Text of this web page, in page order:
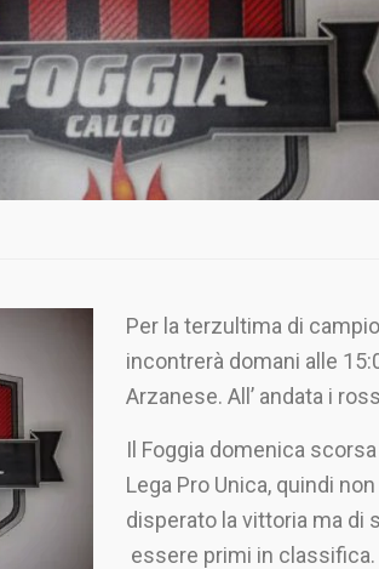
Per la terzultima di
incontrerà domani alle
Arzanese. All’ andata i
Il Foggia domenica
Lega Pro Unica, quindi
disperato la vittoria ma di
essere primi in classifica.